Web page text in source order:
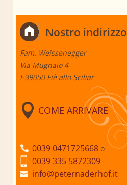
Nostro indirizzo
Fam. Weissenegger
Via Mugnaio 4
I-39050 Fiè allo Sciliar
COME ARRIVARE
0039 0471725668 o
0039 335 5872309
info@peternaderhof.it